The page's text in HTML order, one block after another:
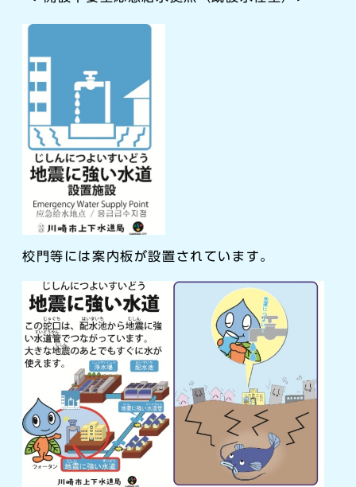
校門等には案内板が設置されています。